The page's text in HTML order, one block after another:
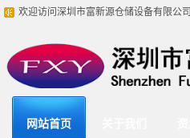
欢迎访问深圳市富新源仓储设备有限公司
网站首页